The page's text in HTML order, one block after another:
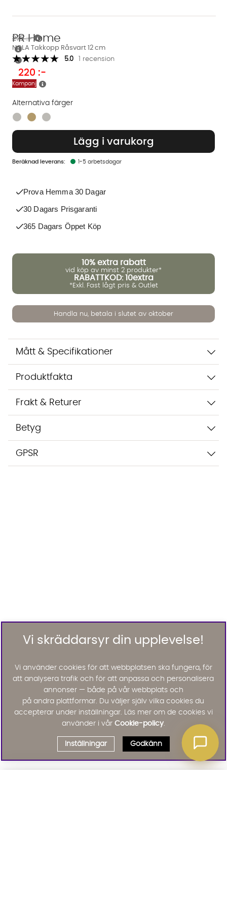
NOLA Takkopp Råsvart 12 cm
PR Home
5.0 1 recension
220 :-
275 :-
Kampanj
Lägg i varukorg
1-5 arbetsdagar
Alternativa färger
Finns även i dessa färger:
Prova Hemma 30 Dagar
30 Dagars Prisgaranti
365 Dagars Öppet Köp
10% extra rabatt
vid köp av minst 2 produkter*
RABATTKOD: 10extra
*Exkl. Fast lågt pris & Outlet
Handla nu, betala i slutet av oktober
Mått & Specifikationer
Produktfakta
Frakt & Returer
Betyg
GPSR
Vi skräddarsyr din upplevelse!
Vi använder cookies för att webbplatsen ska fungera, för
att analysera trafik och för att anpassa och personalisera
annonser — både på vår webbplats och
på andra plattformar. Du väljer själv vilka cookies du
accepterar under inställningar. Läs mer om de cookies vi
använder i vår Cookie-policy.
Inställningar Godkänn
Vi använder AI för att svara på dina frågor. Konversationen
sparas i upp till 24 timmar för att kunna hjälpa dig. Vi delar
Jag godkänner att konversationen sparas
Starta chatten